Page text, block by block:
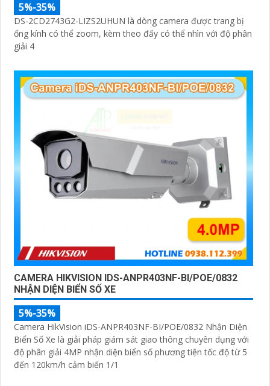
5%-35%
DS-2CD2743G2-LIZS2UHUN là dòng camera được trang bị
ống kính có thể zoom, kèm theo đấy có thể nhìn với độ phân
giải 4
CAMERA HIKVISION IDS-ANPR403NF-BI/POE/0832
NHẬN DIỆN BIỂN SỐ XE
5%-35%
Camera HikVision iDS-ANPR403NF-BI/POE/0832 Nhận Diện
Biển Số Xe là giải pháp giám sát giao thông chuyên dụng với
độ phân giải 4MP nhận diện biển số phương tiện tốc độ từ 5
đến 120km/h cảm biến 1/1